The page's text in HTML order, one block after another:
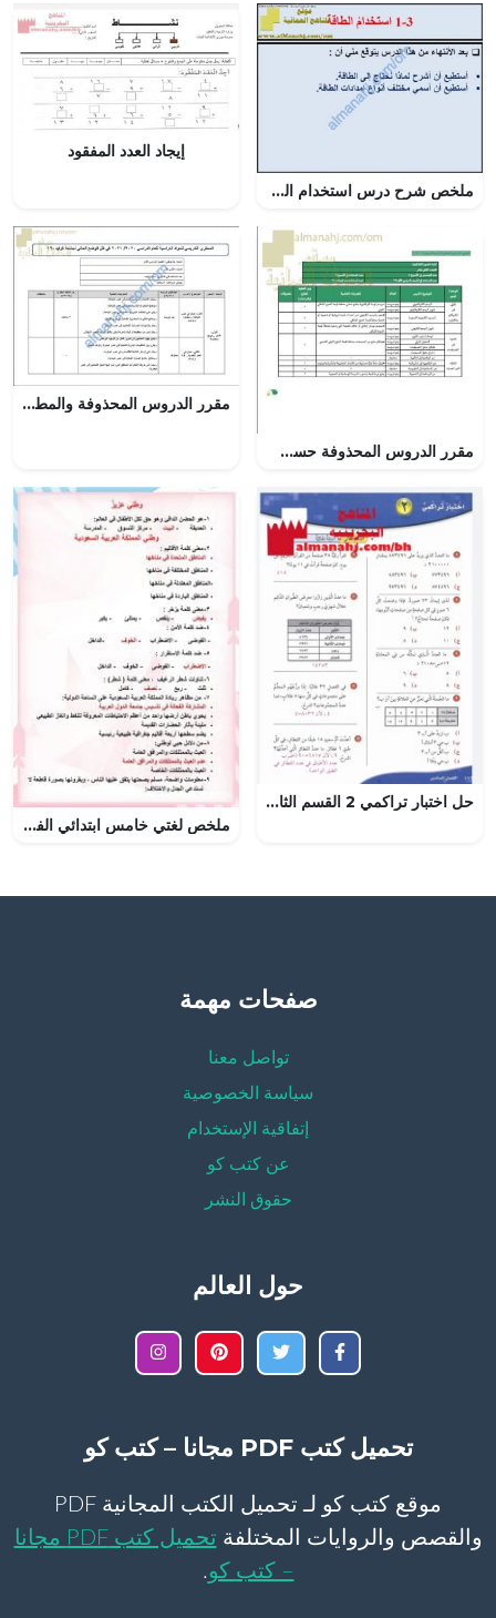
ملخص شرح درس استخدام الطاقة مع حل الأنشطة (علوم) السابع
إيجاد العدد المفقود
مقرر الدروس المحذوفة حسب وثيقة المحتوى التدريسي في ظل جائحة الكورونا (فنون تشكيلية) الثاني عشر
مقرر الدروس المحذوفة والمطلوبة حسب وثيقة المحتوى التدريسي في ظل جائحة الكورونا (هذا وطني) الثاني عشر
حل اختبار تراكمي 2 القسم الثاني
ملخص لغتي خامس ابتدائي الفصل الثاني – المنهاج السعودي
صفحات مهمة
تواصل معنا
سياسة الخصوصية
إتفاقية الإستخدام
عن كتب كو
حقوق النشر
حول العالم
تحميل كتب PDF مجانا – كتب كو
موقع كتب كو لـ تحميل الكتب المجانية PDF
والقصص والروايات المختلفة
تحميل كتب PDF مجانا
– كتب كو.